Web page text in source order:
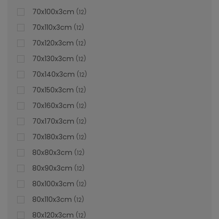
70x100x3cm 12
70x110x3cm 12
70x120x3cm 12
70x130x3cm 12
70x140x3cm 12
70x150x3cm 12
70x160x3cm 12
70x170x3cm 12
70x180x3cm 12
80x80x3cm 12
80x90x3cm 12
80x100x3cm 12
80x110x3cm 12
80x120x3cm 12